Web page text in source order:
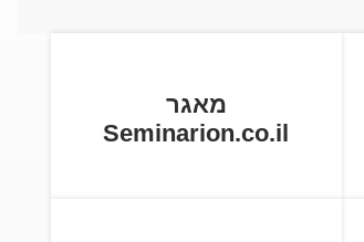
מאגר
Seminarion.co.il